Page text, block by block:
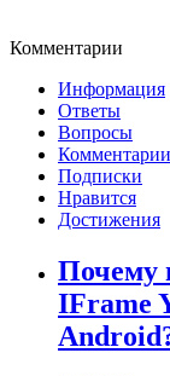
Комментарии
Информация
Ответы
Вопросы
Комментарии
Подписки
Нравится
Достижения
Почему
IFrame